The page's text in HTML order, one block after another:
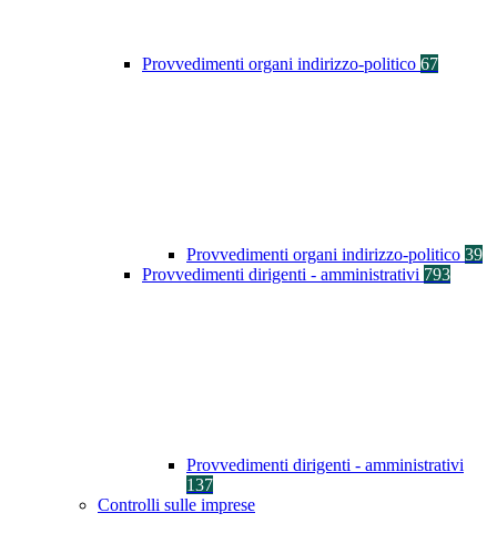
Provvedimenti organi indirizzo-politico 67
Provvedimenti organi indirizzo-politico 39
Provvedimenti dirigenti - amministrativi 793
Provvedimenti dirigenti - amministrativi
137
Controlli sulle imprese